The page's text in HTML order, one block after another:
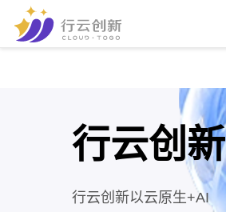
行云创新
行云创新以云原生+AI